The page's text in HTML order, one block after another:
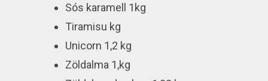
Sós karamell 1kg
Tiramisu kg
Unicorn 1,2 kg
Zöldalma 1,kg